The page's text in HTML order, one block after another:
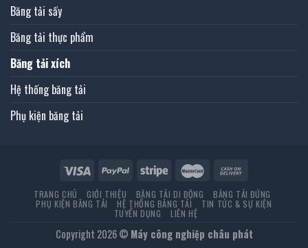
Băng tải sấy
Băng tải thực phẩm
Băng tải xích
Hệ thống băng tải
Phụ kiện băng tải
TRANG CHỦ GIỚI THIỆU BĂNG TẢI DI ĐỘNG BĂNG TẢI ĐỨNG
PHỤ KIỆN BĂNG TẢI HỆ THỐNG BĂNG TẢI TIN TỨC & SỰ KIỆN
TUYỂN DỤNG LIÊN HỆ
Copyright 2026 © Máy công nghiệp châu phát